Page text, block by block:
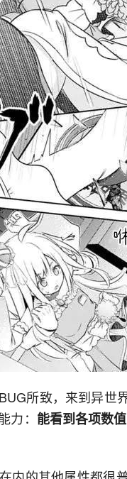
所致，来到异世
力： 能看到各项数